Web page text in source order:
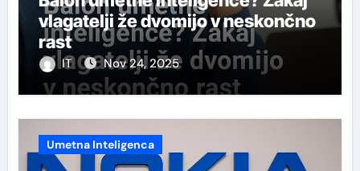
vlagatelji že dvomijo v neskončno
rast
IT Nov 24, 2025
Umetna Inteligenca